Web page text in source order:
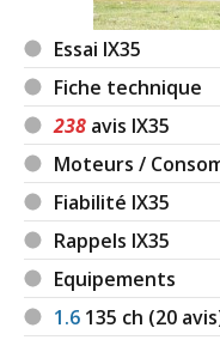
1.7
10/20 1.7
-- /20 1.7
15/20 1.7
Essai IX35
Fiche technique
238 avis IX35
Moteurs /
Fiabilité IX35
Rappels IX35
Equipements
1.6 135 ch (20